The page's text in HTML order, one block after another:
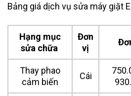
Bảng giá dịch vụ sửa máy giặt
Hạng mục
sửa chữa
Đơn
vị
Thay phao
cảm biến
Cái